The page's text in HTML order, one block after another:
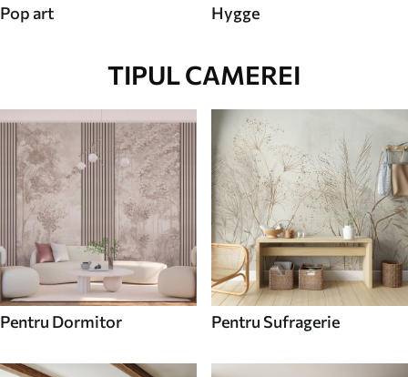
Pop art Hygge
TIPUL CAMEREI
Pentru Dormitor Pentru Sufragerie